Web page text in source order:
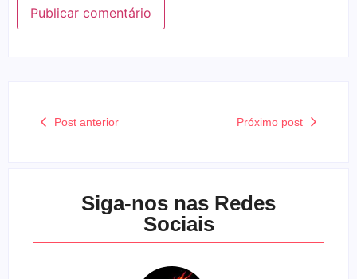
Post anterior Próximo post
Siga-nos nas Redes
Sociais